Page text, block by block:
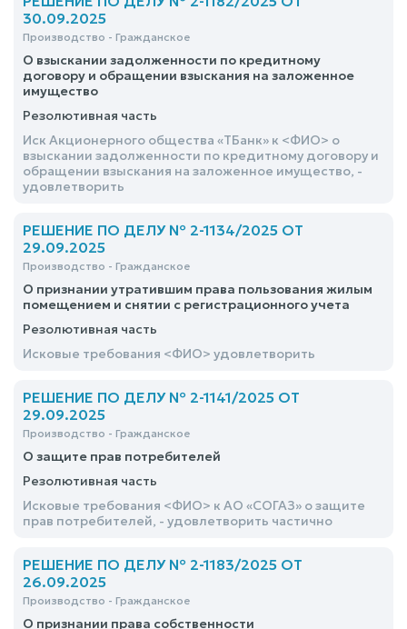
30.09.2025
Производство - Гражданское
О взыскании задолженности по кредитному
договору и обращении взыскания на заложенное
имущество
Резолютивная часть
Иск Акционерного общества «ТБанк» к <ФИО> о
взыскании задолженности по кредитному договору и
обращении взыскания на заложенное имущество, -
удовлетворить
РЕШЕНИЕ ПО ДЕЛУ № 2-1134/2025 ОТ
29.09.2025
Производство - Гражданское
О признании утратившим права пользования жилым
помещением и снятии с регистрационного учета
Резолютивная часть
Исковые требования <ФИО> удовлетворить
РЕШЕНИЕ ПО ДЕЛУ № 2-1141/2025 ОТ
29.09.2025
Производство - Гражданское
О защите прав потребителей
Резолютивная часть
Исковые требования <ФИО> к АО «СОГАЗ» о защите
прав потребителей, - удовлетворить частично
РЕШЕНИЕ ПО ДЕЛУ № 2-1183/2025 ОТ
26.09.2025
Производство - Гражданское
О признании права собственности